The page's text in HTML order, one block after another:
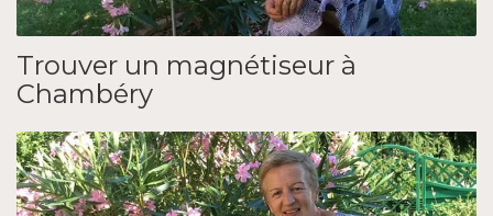
Trouver un magnétiseur à
Chambéry